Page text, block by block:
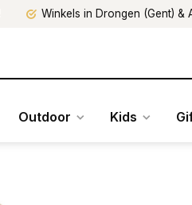
Winkels in Drongen (Gent) &
Outdoor Kids